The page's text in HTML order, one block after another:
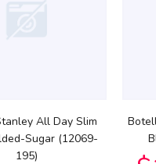
All Day Slim
Sugar (12069-
195)
00 $30.590